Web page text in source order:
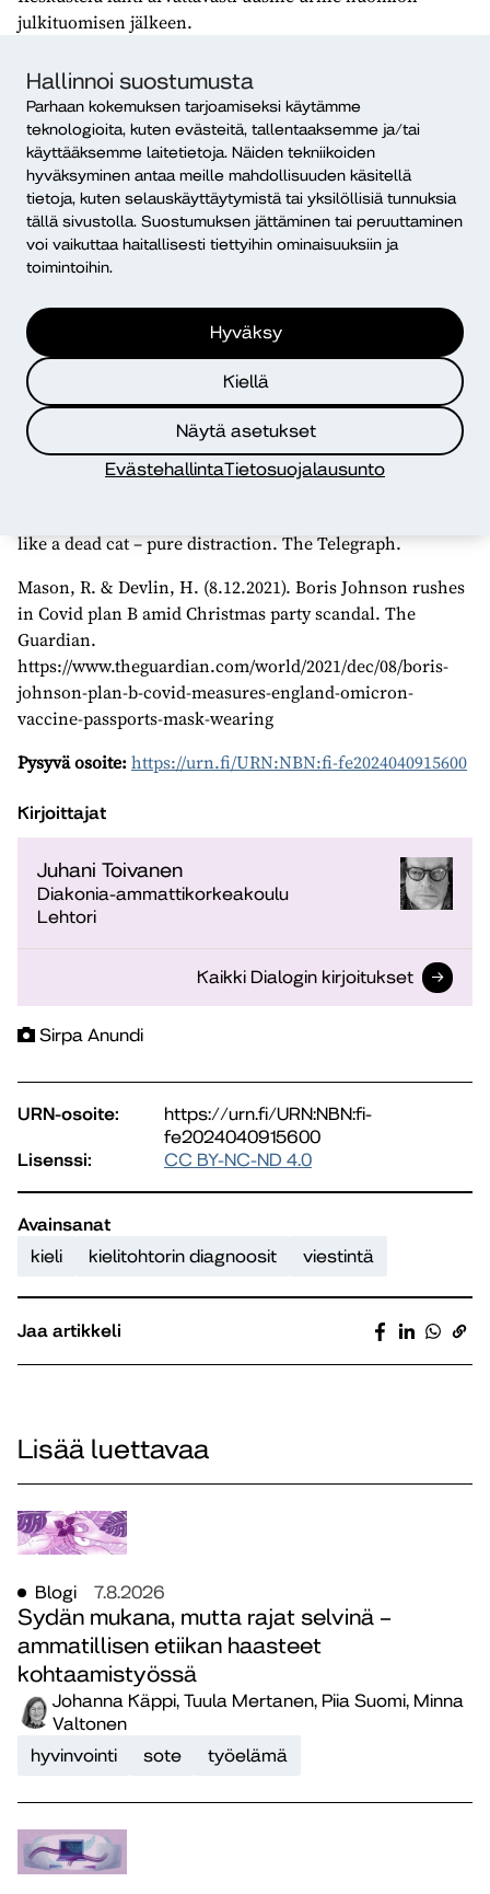
Hallinnoi suostumusta
Parhaan kokemuksen tarjoamiseksi käytämme
teknologioita, kuten evästeitä, tallentaaksemme ja/tai
käyttääksemme laitetietoja. Näiden tekniikoiden
hyväksyminen antaa meille mahdollisuuden käsitellä
tietoja, kuten selauskäyttäytymistä tai yksilöllisiä tunnuksia
tällä sivustolla. Suostumuksen jättäminen tai peruuttaminen
voi vaikuttaa haitallisesti tiettyihin ominaisuuksiin ja
toimintoihin.
Hyväksy
Kiellä
Näytä asetukset
EvästehallintaTietosuojalausunto
julkituomisen jälkeen.
huonontuneesta laadusta. Reaktio oli katuvainen.
Palautekeskustelun loppupuolella henkilö toi esiin
sopimuksen, joka hänellä oli ”allekirjoitusta vaille
valmiina” ja jonka hän oli saanut aikaan ulkopuolisen
tahon kanssa: yritys halusi ostaa organisaatiolta
palveluliiketoimintaa. Negatiivisen palautteen anto loppui
siihen paikkaan.
Toimiiko strategia?
Toimiiko kuollut kissa pöydällä -strategia? Yksiselitteistä
vastausta ei voi antaa. Joissakin tilanteissa se voi toimia ja
useimmissa tilanteissa se vähintään tuo keskusteluun
mojovan yllätyselementin.
Lähteet
like a dead cat – pure distraction. The Telegraph.
Mason, R. & Devlin, H. (8.12.2021). Boris Johnson rushes
in Covid plan B amid Christmas party scandal. The
Guardian.
https://www.theguardian.com/world/2021/dec/08/boris-
johnson-plan-b-covid-measures-england-omicron-
vaccine-passports-mask-wearing
Pysyvä osoite:https://urn.fi/URN:NBN:fi-fe2024040915600
Kirjoittajat
Juhani Toivanen
Diakonia-ammattikorkeakoulu
Lehtori
Kaikki Dialogin kirjoitukset
Sirpa Anundi
URN-osoite:
https://urn.fi/URN:NBN:fi-
fe2024040915600
Lisenssi:
CC BY-NC-ND 4.0
Avainsanat
kieli
kielitohtorin diagnoosit viestintä
Jaa artikkeli
Lisää luettavaa
Blogi 7.8.2026
Sydän mukana, mutta rajat selvinä –
ammatillisen etiikan haasteet
kohtaamistyössä
Johanna Käppi, Tuula Mertanen, Piia Suomi, Minna
Valtonen
hyvinvointi
sote työelämä